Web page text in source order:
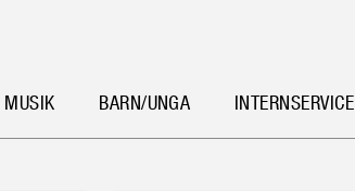
MUSIK BARN/UNGA INTERNSERVICE